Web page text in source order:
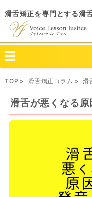
滑舌矯正を専門とする滑
TOP 滑舌矯正コラム 滑
滑舌が悪くなる